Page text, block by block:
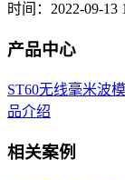
时间：2022-09-13
产品中心
ST60无线毫米波
品介绍
相关案例